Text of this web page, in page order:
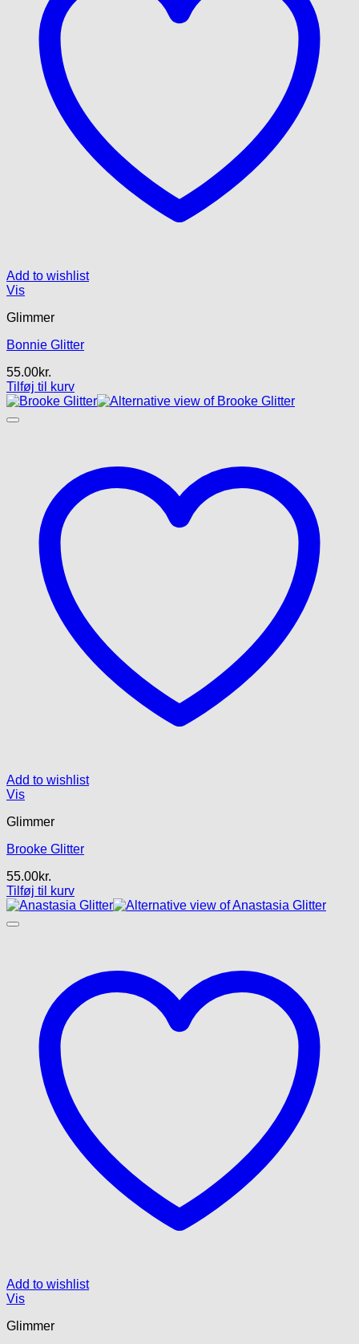
Add to wishlist
Vis
Glimmer
Bonnie Glitter
55.00kr.
Tilføj til kurv
Add to wishlist
Vis
Glimmer
Brooke Glitter
55.00kr.
Tilføj til kurv
Add to wishlist
Vis
Glimmer